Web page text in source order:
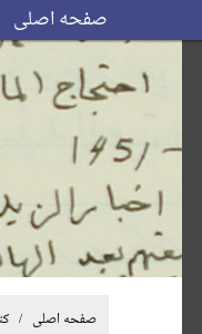
صفحه اصلی
صفحه اصلی /